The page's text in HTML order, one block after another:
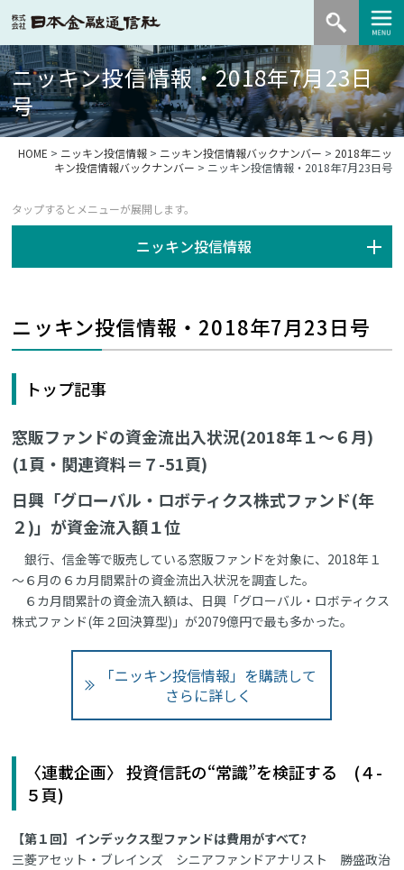
ニッキン投信情報・2018年7月23日
号
HOME > ニッキン投信情報> ニッキン投信情報バックナンバー > 2018年ニッ
キン投信情報バックナンバー > ニッキン投信情報・2018年7月23日号
ニッキン投信情報
ニッキン投信情報・2018年7月23日号
トップ記事
窓販ファンドの資金流出入状況(2018年１～６月)
(1頁・関連資料＝７-51頁)
日興「グローバル・ロボティクス株式ファンド(年
２)」が資金流入額１位
銀行、信金等で販売している窓販ファンドを対象に、2018年１
～６月の６カ月間累計の資金流出入状況を調査した。
６カ月間累計の資金流入額は、日興「グローバル・ロボティクス
株式ファンド(年２回決算型)」が2079億円で最も多かった。
「ニッキン投信情報」を購読して
さらに詳しく
〈連載企画〉 投資信託の“常識”を検証する (４-
５頁)
【第１回】インデックス型ファンドは費用がすべて?
三菱アセット・ブレインズ シニアファンドアナリスト 勝盛政治